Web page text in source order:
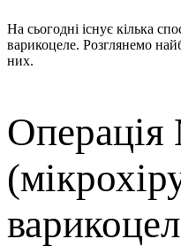
На сьогодні існує кілька
варикоцеле. Розглянемо
них.